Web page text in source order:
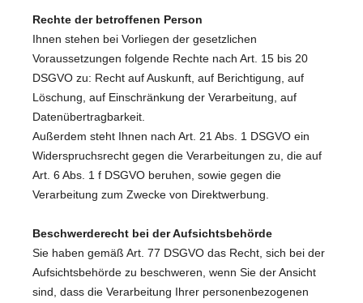
Rechte der betroffenen Person
Ihnen stehen bei Vorliegen der gesetzlichen
Voraussetzungen folgende Rechte nach Art. 15 bis 20
DSGVO zu: Recht auf Auskunft, auf Berichtigung, auf
Löschung, auf Einschränkung der Verarbeitung, auf
Datenübertragbarkeit.
Außerdem steht Ihnen nach Art. 21 Abs. 1 DSGVO ein
Widerspruchsrecht gegen die Verarbeitungen zu, die auf
Art. 6 Abs. 1 f DSGVO beruhen, sowie gegen die
Verarbeitung zum Zwecke von Direktwerbung.
Beschwerderecht bei der Aufsichtsbehörde
Sie haben gemäß Art. 77 DSGVO das Recht, sich bei der
Aufsichtsbehörde zu beschweren, wenn Sie der Ansicht
sind, dass die Verarbeitung Ihrer personenbezogenen